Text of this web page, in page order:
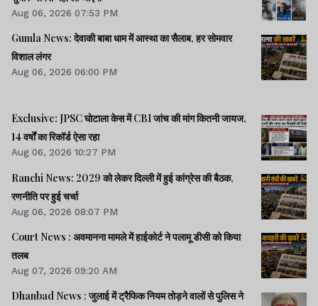
Aug 06, 2026 07:53 PM
Gumla News: देवाकी बाबा धाम में आस्था का सैलाब, हर सोमवार
विशाल लंगर
Aug 06, 2026 06:00 PM
Exclusive: JPSC घोटाला केस में CBI जांच की मांग कितनी जायज,
14 वर्षों का रिकॉर्ड ऐसा रहा
Aug 06, 2026 10:27 PM
Ranchi News: 2029 को लेकर दिल्ली में हुई कांग्रेस की बैठक,
रणनीति पर हुई चर्चा
Aug 06, 2026 08:07 PM
Court News : अवमानना मामले में हाईकोर्ट ने पलामू डीसी को किया
तलब
Aug 07, 2026 09:20 AM
Dhanbad News : जुलाई में ट्रैफिक नियम तोड़ने वालों से पुलिस ने